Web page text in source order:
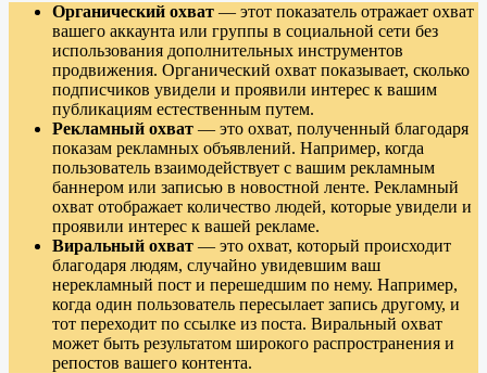
Органический охват — этот показатель отражает охват
вашего аккаунта или группы в социальной сети без
использования дополнительных инструментов
продвижения. Органический охват показывает, сколько
подписчиков увидели и проявили интерес к вашим
публикациям естественным путем.
Рекламный охват — это охват, полученный благодаря
показам рекламных объявлений. Например, когда
пользователь взаимодействует с вашим рекламным
баннером или записью в новостной ленте. Рекламный
охват отображает количество людей, которые увидели и
проявили интерес к вашей рекламе.
Виральный охват — это охват, который происходит
благодаря людям, случайно увидевшим ваш
нерекламный пост и перешедшим по нему. Например,
когда один пользователь пересылает запись другому, и
тот переходит по ссылке из поста. Виральный охват
может быть результатом широкого распространения и
репостов вашего контента.